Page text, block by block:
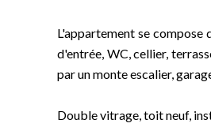
L'appartement se compose
d'entrée, WC, cellier,
par un monte escalier,
Double vitrage, toit neuf,